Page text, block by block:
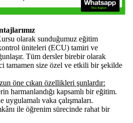
olarak sunduğumuz eğitim
üniteleri (ECU) tamiri ve
Tüm dersler birebir olarak
tamamen size özel ve etkili bir şekilde
öne çıkan özellikleri şunlardır:
harmanlandığı kapsamlı bir eğitim.
vaka çalışmaları.
ile öğrenim sürecinde rahat bir